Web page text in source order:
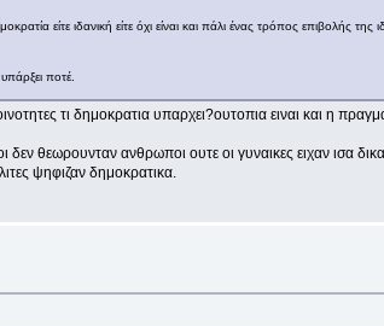
είτε ιδανική είτε όχι είναι και πάλι ένας τρόπος επιβολής
ποτέ.
τι δημοκρατια υπαρχει?ουτοπια ειναι και η
θεωρουνταν ανθρωποι ουτε οι γυναικες ειχαν ισα
ψηφιζαν δημοκρατικα.